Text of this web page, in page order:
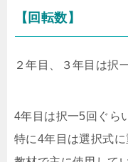
【回転数】
２年目、３年目は択
4年目は択一5回ぐら
特に4年目は選択式に